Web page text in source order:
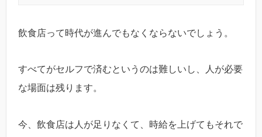
飲食店って時代が進んでもなくならないでしょう。
すべてがセルフで済むというのは難しいし、人が必要
な場面は残ります。
今、飲食店は人が足りなくて、時給を上げてもそれで